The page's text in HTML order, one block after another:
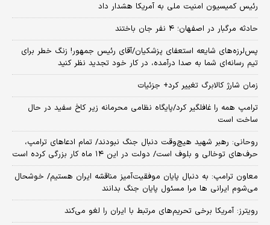
رئیس کمیسیون امنیت ملی به آمریکا هشدار داد
حادثه مرگبار در اصفهان؛ ۴ نفر جان باختند
پس‌لرزه‌های شایعه استعفای پزشکیان/آقای رئیس جمهور! زنگ خطر برای
تیم رسانه‌ای شما به صدا درآمده، در کار خود تجدید نظر کنید
زمان شارژ کالابرگ تغییر کرد+ جزئیات
ترامپ همه را غافلگیر کرد/پایگاه نظامی محرمانه زیر کاخ سفید در حال
ساخت است
روحانی: رهبر شهید هیچ‌وقت دنبال جنگ نبودند/ تمام ادعاهای ترامپ،
حرف‌های توخالی و بلوف است/ دولت در این ۱۴ ماه کار بزرگی کرده است
معاون ترامپ: به دنبال پایان موفقیت‌آمیز مناقشه ایران هستیم/ خوشحال
می‌شوم ایرانی ها مرا مسئول پایان جنگ بدانند
رویترز: آمریکا برخی تحریم‌های مرتبط با ایران را لغو می‌کند